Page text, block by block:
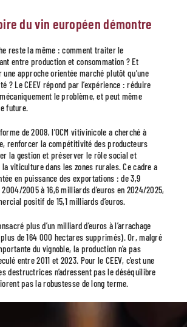
du vin européen démontre
reste la même : comment traiter le
entre production et consommation ? Et
approche orientée marché plutôt qu’une
? Le CEEV répond par l’expérience : réduire
le problème, et peut même
future.
de 2008, l’OCM vitivinicole a cherché à
renforcer la compétitivité des producteurs
la gestion et préserver le rôle social et
viticulture dans les zones rurales. Ce cadre a
en puissance des exportations : de 3,9
2005 à 16,6 milliards d’euros en 2024/2025,
positif de 15,1 milliards d’euros.
plus d’un milliard d’euros à l’arrachage
de 164 000 hectares supprimés). Or, malgré
du vignoble, la production n’a pas
entre 2011 et 2023. Pour le CEEV, c’est une
destructrices n’adressent pas le déséquilibre
pas la robustesse de long terme.